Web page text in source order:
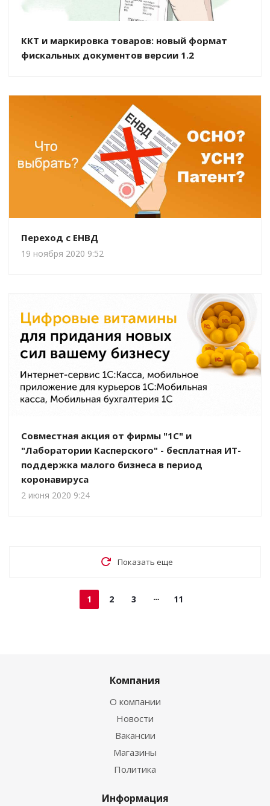
ККТ и маркировка товаров: новый формат
фискальных документов версии 1.2
Переход с ЕНВД
19 ноября 2020 9:52
Совместная акция от фирмы "1С" и
"Лаборатории Касперского" - бесплатная ИТ-
поддержка малого бизнеса в период
коронавируса
2 июня 2020 9:24
Показать еще
1 2 3 11
Компания
О компании
Новости
Вакансии
Магазины
Политика
Информация